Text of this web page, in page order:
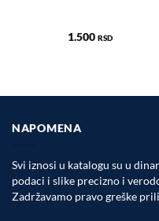
1.500 RSD
NAPOMENA
Svi iznosi u katalogu su u
podaci i slike precizno i
Zadržavamo pravo greške